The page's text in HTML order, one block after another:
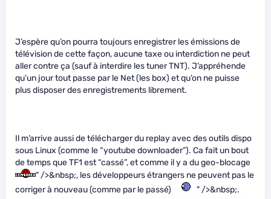
J’espère qu’on pourra toujours enregistrer les émissions de
télévision de cette façon, aucune taxe ou interdiction ne peut
aller contre ça (sauf à interdire les tuner TNT). J’appréhende
qu’un jour tout passe par le Net (les box) et qu’on ne puisse
plus disposer des enregistrements librement.
Il m’arrive aussi de télécharger du replay avec des outils dispo
sous Linux (comme le “youtube downloader”). Ca fait un bout
de temps que TF1 est “cassé”, et comme il y a du geo-blocage
" />&nbsp;, les développeurs étrangers ne peuvent pas le
corriger à nouveau (comme par le passé)
" />&nbsp;.